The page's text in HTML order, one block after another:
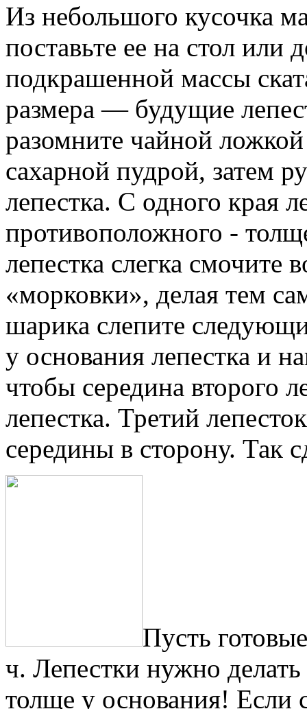
Из небольшого кусочка
поставьте ее на стол или
подкрашенной массы
размера — будущие
разомните чайной
сахарной пудрой, затем
лепестка. С одного края
противоположного -
лепестка слегка смочите
«морковки», делая тем
шарика слепите
у основания лепестка и
чтобы середина второго
лепестка. Третий
середины в сторону. Так
Пусть
ч. Лепестки нужно
толще у основания! Если